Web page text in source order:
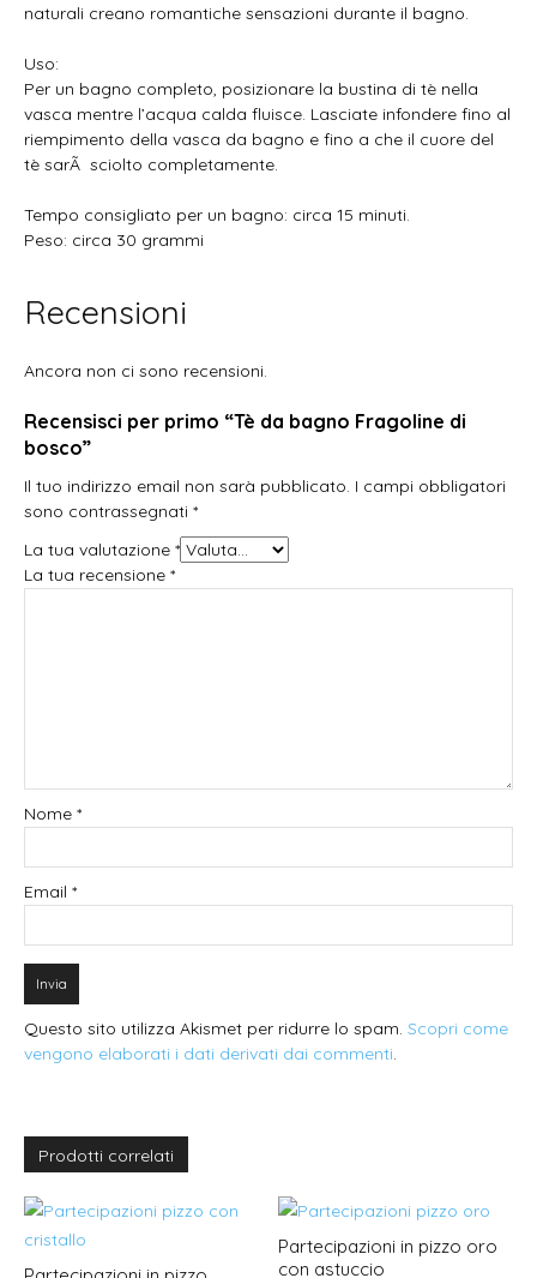
naturali creano romantiche sensazioni durante il bagno.
Uso:
Per un bagno completo, posizionare la bustina di tè nella
vasca mentre l’acqua calda fluisce. Lasciate infondere fino al
riempimento della vasca da bagno e fino a che il cuore del
tè sarÃ sciolto completamente.
Tempo consigliato per un bagno: circa 15 minuti.
Peso: circa 30 grammi
Recensioni
Ancora non ci sono recensioni.
Recensisci per primo “Tè da bagno Fragoline di
bosco”
Il tuo indirizzo email non sarà pubblicato. I campi obbligatori
sono contrassegnati *
La tua valutazione *
La tua recensione *
Nome *
Email *
Questo sito utilizza Akismet per ridurre lo spam. Scopri come
vengono elaborati i dati derivati dai commenti
Prodotti correlati
Partecipazioni in pizzo oro
con astuccio